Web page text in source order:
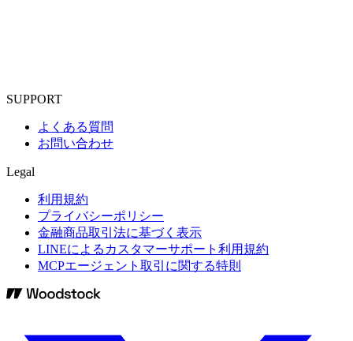
SUPPORT
よくある質問
お問い合わせ
Legal
利用規約
プライバシーポリシー
金融商品取引法に基づく表示
LINEによるカスタマーサポート利用規約
MCPエージェント取引に関する特則